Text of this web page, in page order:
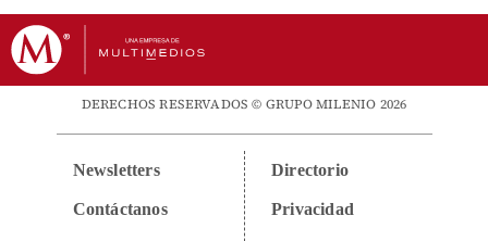
DERECHOS RESERVADOS © GRUPO MILENIO 2026
Newsletters
Contáctanos
Directorio
Privacidad